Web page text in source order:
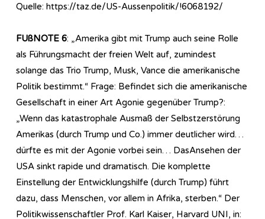
Quelle: https://taz.de/US-Aussenpolitik/!6068192/
FUßNOTE 6: „Amerika gibt mit Trump auch seine Rolle
als Führungsmacht der freien Welt auf, zumindest
solange das Trio Trump, Musk, Vance die amerikanische
Politik bestimmt.“ Frage: Befindet sich die amerikanische
Gesellschaft in einer Art Agonie gegenüber Trump?:
„Wenn das katastrophale Ausmaß der Selbstzerstörung
Amerikas (durch Trump und Co.) immer deutlicher wird…
dürfte es mit der Agonie vorbei sein… DasAnsehen der
USA sinkt rapide und dramatisch. Die komplette
Einstellung der Entwicklungshilfe (durch Trump) führt
dazu, dass Menschen, vor allem in Afrika, sterben.“ Der
Politikwissenschaftler Prof. Karl Kaiser, Harvard UNI, in: